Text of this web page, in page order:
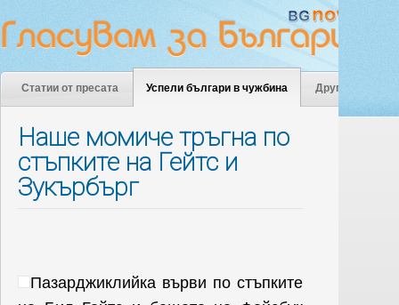
Статии от пресата Успели българи в чужбина Други
Наше момиче тръгна по
стъпките на Гейтс и
Зукърбърг
Пазарджиклийка върви по стъпките